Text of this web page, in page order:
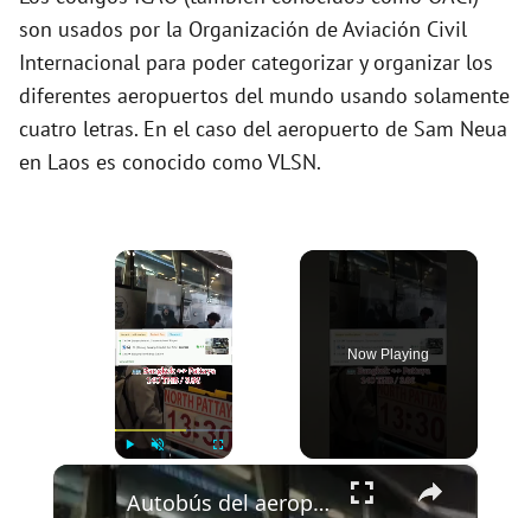
son usados por la Organización de Aviación Civil
Internacional para poder categorizar y organizar los
diferentes aeropuertos del mundo usando solamente
cuatro letras. En el caso del aeropuerto de Sam Neua
en Laos es conocido como VLSN.
×
Unmute Fullscreen
Now Playing
×
Autobús del aeropuerto de Bangkok a Pattaya 🇹🇭🚌 Solo 140 bahts